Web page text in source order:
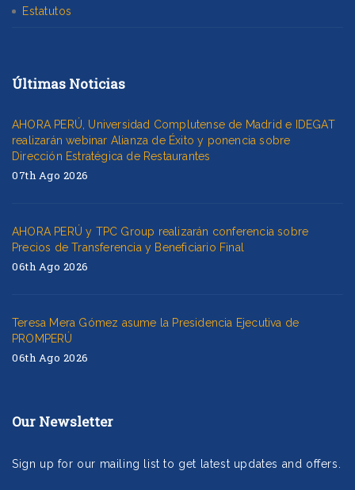
Estatutos
Últimas Noticias
AHORA PERÚ, Universidad Complutense de Madrid e IDEGAT
realizarán webinar Alianza de Éxito y ponencia sobre
Dirección Estratégica de Restaurantes
07th Ago 2026
AHORA PERÚ y TPC Group realizarán conferencia sobre
Precios de Transferencia y Beneficiario Final
06th Ago 2026
Teresa Mera Gómez asume la Presidencia Ejecutiva de
PROMPERÚ
06th Ago 2026
Our Newsletter
Sign up for our mailing list to get latest updates and offers.